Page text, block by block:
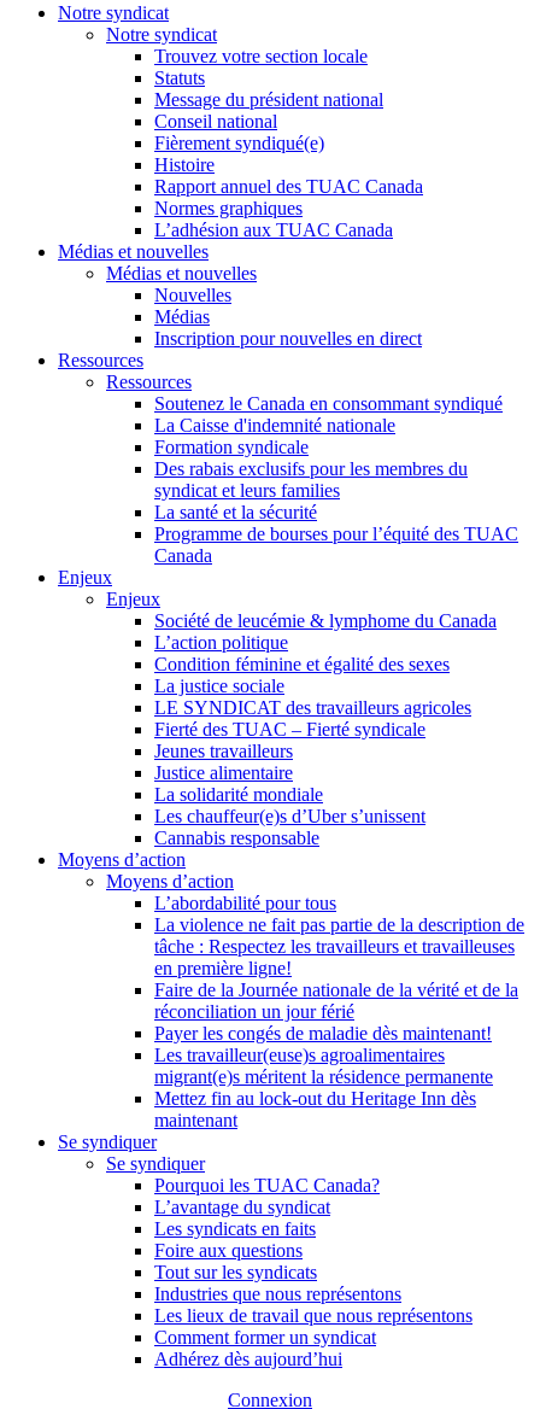
Notre syndicat
Notre syndicat
Trouvez votre section locale
Statuts
Message du président national
Conseil national
Fièrement syndiqué(e)
Histoire
Rapport annuel des TUAC Canada
Normes graphiques
L’adhésion aux TUAC Canada
Médias et nouvelles
Médias et nouvelles
Nouvelles
Médias
Inscription pour nouvelles en direct
Ressources
Ressources
Soutenez le Canada en consommant syndiqué
La Caisse d'indemnité nationale
Formation syndicale
Des rabais exclusifs pour les membres du
syndicat et leurs families
La santé et la sécurité
Programme de bourses pour l’équité des TUAC
Canada
Enjeux
Enjeux
Société de leucémie & lymphome du Canada
L’action politique
Condition féminine et égalité des sexes
La justice sociale
LE SYNDICAT des travailleurs agricoles
Fierté des TUAC – Fierté syndicale
Jeunes travailleurs
Justice alimentaire
La solidarité mondiale
Les chauffeur(e)s d’Uber s’unissent
Cannabis responsable
Moyens d’action
Moyens d’action
L’abordabilité pour tous
La violence ne fait pas partie de la description de
tâche : Respectez les travailleurs et travailleuses
en première ligne!
Faire de la Journée nationale de la vérité et de la
réconciliation un jour férié
Payer les congés de maladie dès maintenant!
Les travailleur(euse)s agroalimentaires
migrant(e)s méritent la résidence permanente
Mettez fin au lock-out du Heritage Inn dès
maintenant
Se syndiquer
Se syndiquer
Pourquoi les TUAC Canada?
L’avantage du syndicat
Les syndicats en faits
Foire aux questions
Tout sur les syndicats
Industries que nous représentons
Les lieux de travail que nous représentons
Comment former un syndicat
Adhérez dès aujourd’hui
Connexion